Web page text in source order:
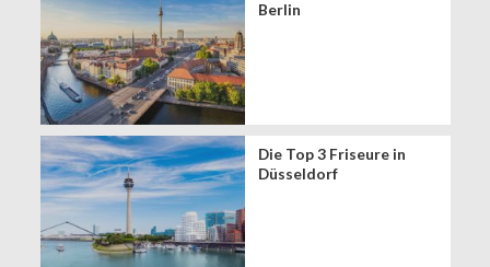
Berlin
Die Top 3 Friseure in
Düsseldorf